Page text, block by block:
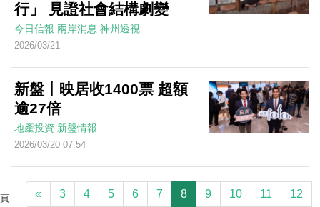
行」 見證社會結構劇變
今日信報 兩岸消息 神州透視
2026/03/21
新盤丨映居收1400票 超額
逾27倍
地產投資 新盤情報
2026/03/20 07:54
頁
« 3 4 5 6 7 8 9 10 11 12